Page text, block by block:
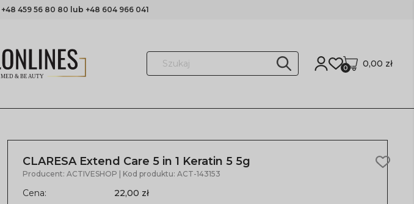
+48 459 56 80 80 lub +48 604 966 041
0,00 zł
0
CLARESA Extend Care 5 in 1 Keratin 5 5g
Producent:ACTIVESHOP | Kod produktu: ACT-143153
Cena:
22,00 zł